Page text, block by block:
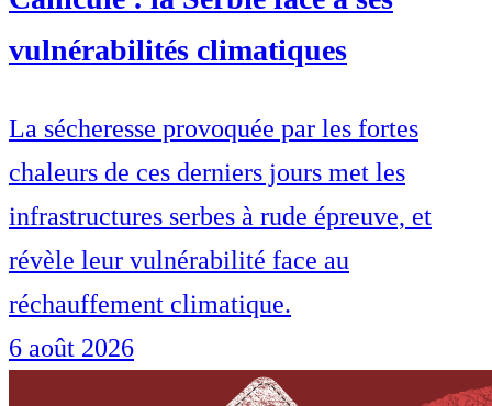
vulnérabilités climatiques
La sécheresse provoquée par les fortes
chaleurs de ces derniers jours met les
infrastructures serbes à rude épreuve, et
révèle leur vulnérabilité face au
réchauffement climatique.
6 août 2026